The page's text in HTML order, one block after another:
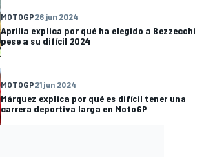
MOTOGP26 jun 2024
Aprilia explica por qué ha elegido a Bezzecchi
pese a su difícil 2024
MOTOGP21 jun 2024
Márquez explica por qué es difícil tener una
carrera deportiva larga en MotoGP